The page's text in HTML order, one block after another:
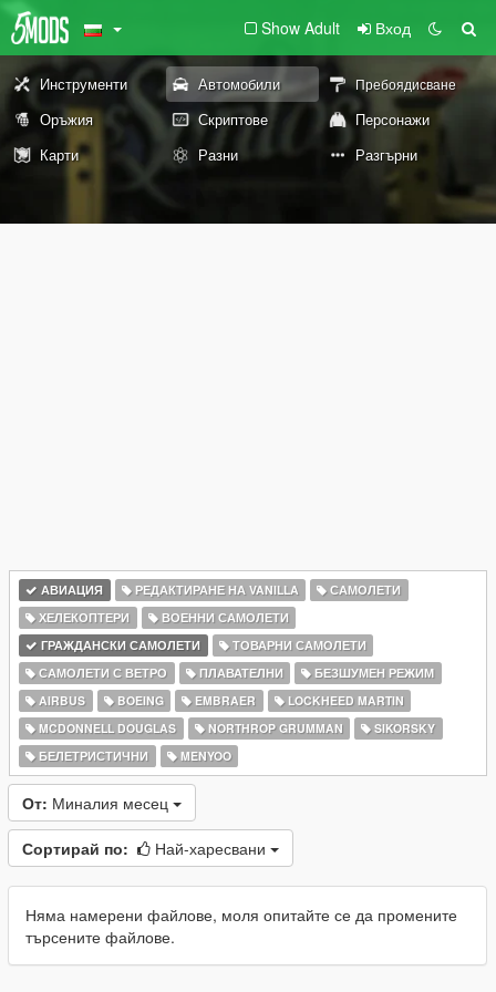
Show Adult Вход
Инструменти Автомобили Пребоядисване
Оръжия Скриптове
Персонажи
Карти
Разни Разгърни
АВИАЦИЯ РЕДАКТИРАНЕ НА VANILLA
САМОЛЕТИ
ХЕЛЕКОПТЕРИ
ВОЕННИ САМОЛЕТИ
ГРАЖДАНСКИ САМОЛЕТИ
ТОВАРНИ САМОЛЕТИ
САМОЛЕТИ С ВЕТРО
ПЛАВАТЕЛНИ
БЕЗШУМЕН РЕЖИМ
AIRBUS
BOEING EMBRAER
LOCKHEED MARTIN
MCDONNELL DOUGLAS
NORTHROP GRUMMAN
SIKORSKY
БЕЛЕТРИСТИЧНИ
MENYOO
От: Миналия месец
Сортирай по: Най-харесвани
Няма намерени файлове, моля опитайте се да промените
търсените файлове.